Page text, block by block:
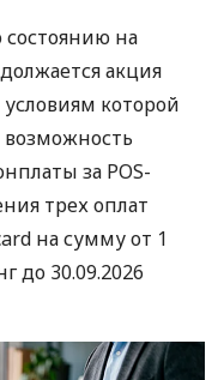
на
акция
условиям которой
за POS-
трех оплат
на сумму от 1
до 30.09.2026